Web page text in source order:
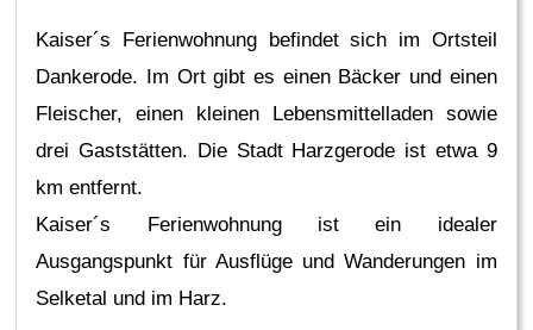
Kaiser´s Ferienwohnung befindet sich im Ortsteil
Dankerode. Im Ort gibt es einen Bäcker und einen
Fleischer, einen kleinen Lebensmittelladen sowie
drei Gaststätten. Die Stadt Harzgerode ist etwa 9
km entfernt.
Kaiser´s Ferienwohnung ist ein idealer
Ausgangspunkt für Ausflüge und Wanderungen im
Selketal und im Harz.